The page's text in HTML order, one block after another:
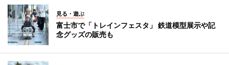
見る・遊ぶ
富士市で「トレインフェスタ」 鉄道模型展示や記
念グッズの販売も